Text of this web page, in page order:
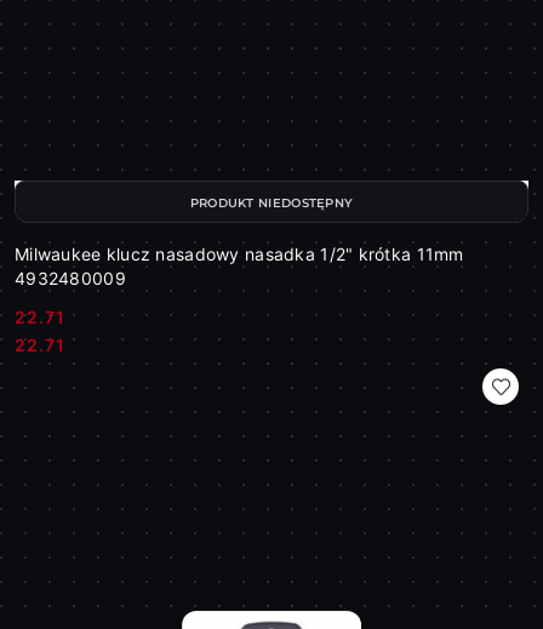
Milwaukee klucz nasadowy nasadka 1/2" krótka 11mm
4932480009
Cena:
22.71
Cena:
22.71
PRODUKT NIEDOSTĘPNY